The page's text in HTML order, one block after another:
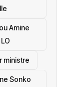
Amine
ministre
Sonko